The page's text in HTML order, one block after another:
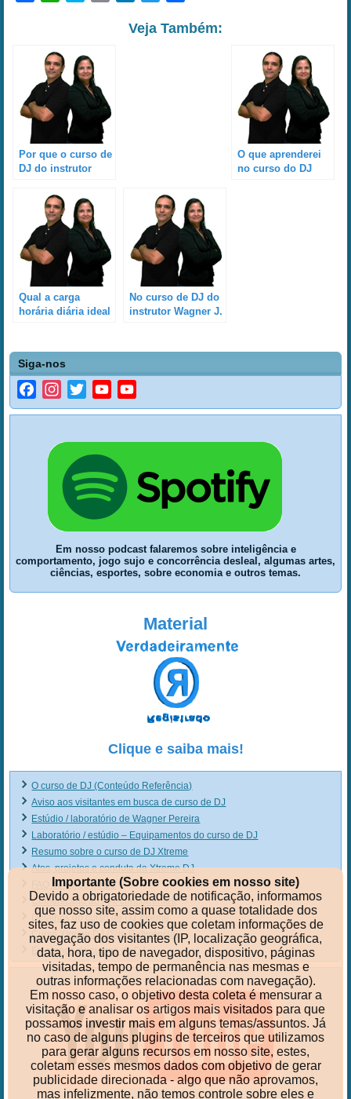
Veja Também:
Por que o curso de
DJ do instrutor
personalizado/individual
e não em grupo?
O que aprenderei
no curso do DJ
Qual a carga
horária diária ideal
personalizado do
instrutor Wagner J.
Pereira?
No curso de DJ do
instrutor Wagner J.
(performances)?
Siga-nos
FacebookInstagramTwitterYouTube
Channel
Em nosso podcast falaremos sobre inteligência e
comportamento, jogo sujo e concorrência desleal, algumas artes,
ciências, esportes, sobre economia e outros temas.
Material
Clique e saiba mais!
O curso de DJ (Conteúdo Referência)
Aviso aos visitantes em busca de curso de DJ
Estúdio / laboratório de Wagner Pereira
Laboratório / estúdio – Equipamentos do curso de DJ
Resumo sobre o curso de DJ Xtreme
Atos, projetos e conduta da Xtreme DJ
FAQ do curso de DJ
Comunicado aos ex-concorrentes
Detalhes do curso de DJ Xtreme
Curso Xtreme DJ (Site Referência)
Ex-alunos do cursos de DJ
Importante (Sobre cookies em nosso site)
Devido a obrigatoriedade de notificação, informamos
que nosso site, assim como a quase totalidade dos
sites, faz uso de cookies que coletam informações de
navegação dos visitantes (IP, localização geográfica,
data, hora, tipo de navegador, dispositivo, páginas
visitadas, tempo de permanência nas mesmas e
outras informações relacionadas com navegação).
Em nosso caso, o objetivo desta coleta é mensurar a
visitação e analisar os artigos mais visitados para que
possamos investir mais em alguns temas/assuntos. Já
no caso de alguns plugins de terceiros que utilizamos
para gerar alguns recursos em nosso site, estes,
coletam esses mesmos dados com objetivo de gerar
publicidade direcionada - algo que não aprovamos,
mas infelizmente, não temos controle sobre eles e